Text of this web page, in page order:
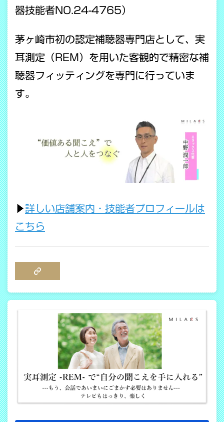
器技能者NO.24-4765）
茅ヶ崎市初の認定補聴器専門店として、実
耳測定（REM）を用いた客観的で精密な補
聴器フィッティングを専門に行っていま
す。
▶詳しい店舗案内・技能者プロフィールは
こちら